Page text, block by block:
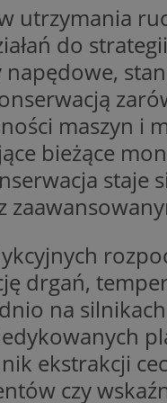
utrzymania
do
maszyn i
bieżące
staje
drgań,
na
ekstrakcji
czy
li_gc
Nazwa
VP
_clsk
_clsk
Nazwa
pb_rtb_ev_part
__Secure-
ROLLOUT_TOKEN
Nazwa
openstat_gid
visid_incap_3220524